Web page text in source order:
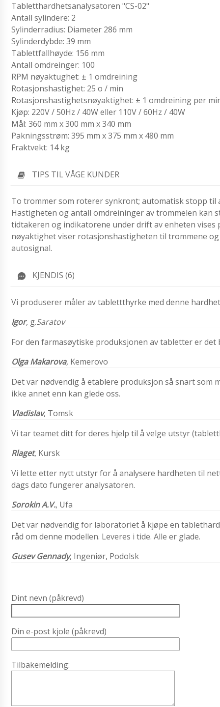
Tabletthardhetsanalysatoren "CS-02"
Antall sylindere: 2
Sylinderradius: Diameter 286 mm
Sylinderdybde: 39 mm
Tablettfallhøyde: 156 mm
Antall omdreinger: 100
RPM nøyaktughet: ± 1 omdreining
Rotasjonshastighet: 25 o / min
Rotasjonshastighetsnøyaktighet: ± 1 omdreining per
Kjøp: 220V / 50Hz / 40W eller 110V / 60Hz / 40W
Mål: 360 mm x 300 mm x 340 mm
Pakningsstrøm: 395 mm x 375 mm x 480 mm
Fraktvekt: 14 kg
TIPS TIL VÅGE KUNDER
To trommer som roterer synkront; automatisk stopp til
Hastigheten og antall omdreininger av trommelen kan
tidtakeren og indikatorene under drift av enheten
nøyaktighet viser rotasjonshastigheten til trommene
autosignal.
KJENDIS (6)
Vi produserer måler av tablettthyrke med denne
Igor, g.Saratov
For den farmasøytiske produksjonen av tabletter er
Olga Makarova, Kemerovo
Det var nødvendig å etablere produksjon så snart som
ikke annet enn kan glede oss.
Vladislav, Tomsk
Vi tar teamet ditt for deres hjelp til å velge utstyr
Rlaget, Kursk
Vi lette etter nytt utstyr for å analysere hardheten til
dags dato fungerer analysatoren.
Sorokin A.V., Ufa
Det var nødvendig for laboratoriet å kjøpe en
råd om denne modellen. Leveres i tide. Alle er glade.
Gusev Gennady, Ingeniør, Podolsk
Dint nevn (påkrevd)
Din e-post kjole (påkrevd)
Tilbakemelding: